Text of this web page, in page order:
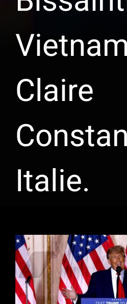
Claire
Italie.
Voir
l'image
agrandie